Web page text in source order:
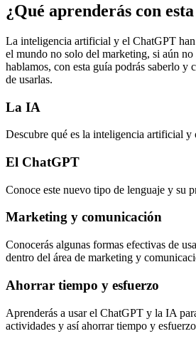
¿Qué aprenderás con
La inteligencia artificial y el ChatGPT
el mundo no solo del marketing, si aún no
hablamos, con esta guía podrás saberlo y
de usarlas.
La IA
Descubre qué es la inteligencia artificial y
El ChatGPT
Conoce este nuevo tipo de lenguaje y su
Marketing y comunicación
Conocerás algunas formas efectivas de
dentro del área de marketing y
Ahorrar tiempo y esfuerzo
Aprenderás a usar el ChatGPT y la IA
actividades y así ahorrar tiempo y esfuerzo